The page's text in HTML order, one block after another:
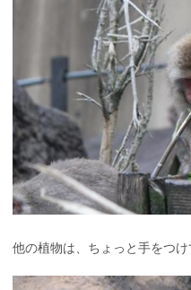
他の植物は、ちょっと手をつ